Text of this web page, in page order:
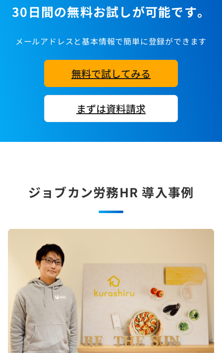
30日間の無料お試しが可能です。
メールアドレスと基本情報で簡単に登録ができます
無料で試してみる
まずは資料請求
ジョブカン労務HR 導入事例